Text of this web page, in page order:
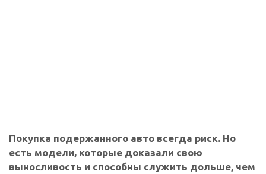
Покупка подержанного авто всегда риск. Но
есть модели, которые доказали свою
выносливость и способны служить дольше, чем